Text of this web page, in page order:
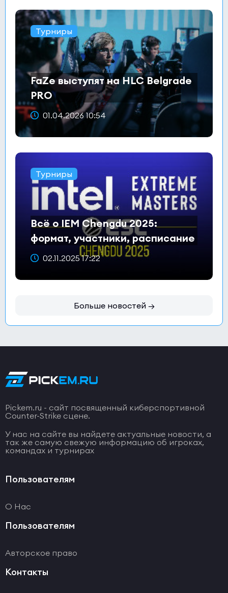
Турниры
FaZe выступят на HLC Belgrade
PRO
01.04.2026 10:54
Турниры
Всё о IEM Chengdu 2025:
формат, участники, расписание
и призовой фонд
02.11.2025 17:22
Больше новостей →
Pickem.ru - сайт посвященный киберспортивной
Counter-Strike сцене.
У нас на сайте вы найдете актуальные новости, а
так же самую свежую информацию об игроках,
командах и турнирах
Пользователям
О Нас
Пользователям
Авторское право
Контакты